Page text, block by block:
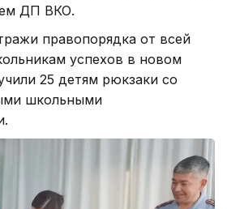
ДП ВКО.
правопорядка от всей
успехов в новом
25 детям рюкзаки со
школьными